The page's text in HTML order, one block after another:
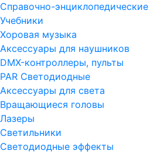
Справочно-
Учебники
Хоровая музыка
Аксессуары для наушников
DMX-контроллеры, пульты
PAR Светодиодные
Аксессуары для света
Вращающиеся головы
Лазеры
Светильники
Светодиодные эффекты